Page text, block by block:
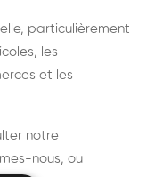
particulièrement
les
et les
notre
nous, ou